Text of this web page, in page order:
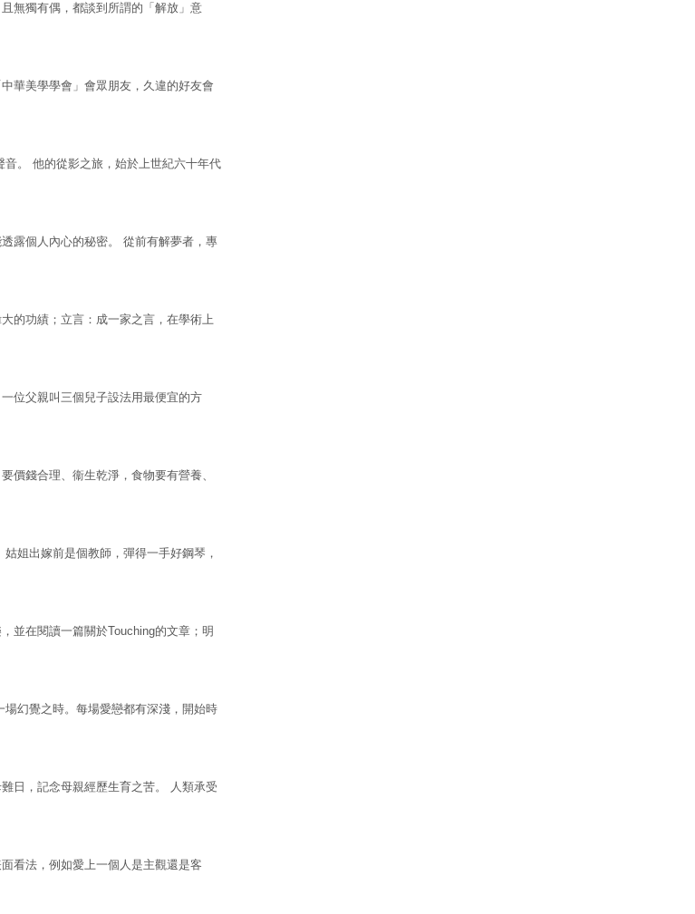
無獨有偶，都談到所謂的「解放」意
華美學學會」會眾朋友，久違的好友會
。 他的從影之旅，始於上世紀六十年代
露個人內心的秘密。 從前有解夢者，專
的功績；立言：成一家之言，在學術上
位父親叫三個兒子設法用最便宜的方
價錢合理、衞生乾淨，食物要有營養、
姐出嫁前是個教師，彈得一手好鋼琴，
並在閱讀一篇關於Touching的文章；明
幻覺之時。每場愛戀都有深淺，開始時
日，記念母親經歷生育之苦。 人類承受
看法，例如愛上一個人是主觀還是客